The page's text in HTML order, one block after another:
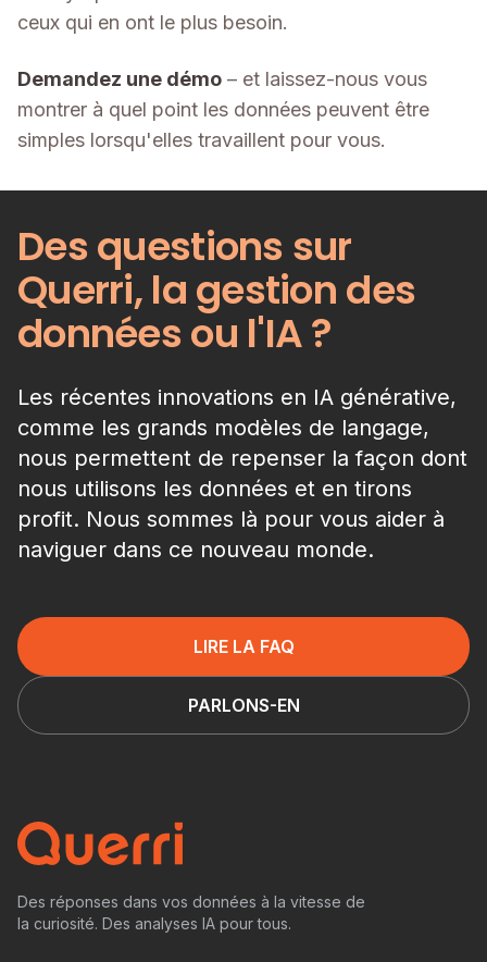
ceux qui en ont le plus besoin.
Demandez une démo – et laissez-nous vous
montrer à quel point les données peuvent être
simples lorsqu'elles travaillent pour vous.
Des questions sur
Querri, la gestion des
données ou l'IA ?
Les récentes innovations en IA générative,
comme les grands modèles de langage,
nous permettent de repenser la façon dont
nous utilisons les données et en tirons
profit. Nous sommes là pour vous aider à
naviguer dans ce nouveau monde.
LIRE LA FAQ
PARLONS-EN
Des réponses dans vos données à la vitesse de
la curiosité. Des analyses IA pour tous.